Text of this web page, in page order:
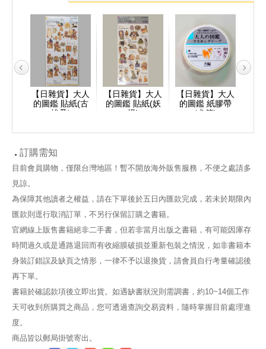
【日雜貨】大人
的圖鑑 貼紙(古
埃及)
【日雜貨】大人
的圖鑑 貼紙(妖
怪)
【日雜貨】大人
的圖鑑 紙膠帶
(犬篇)
訂購需知
目前會員購物，僅限台灣地區！暫不開放海外販售服務，不便之處請多
見諒。
為保障其他讀者之權益，請在下單後於五日內匯款完成，若未於期限內
匯款則逕行取消訂單，不另行保留訂購之書籍。
官網線上販售書籍絕非二手書，但若非當月出版之書籍，有可能因庫存
時間過久或是通路退回而有收縮膜破損並重新包裝之情況，如非書籍本
身裝訂錯誤及缺頁之情形，一律不予以退換貨，請會員自行考量確認後
再下單。
書籍於確認款項後立即出貨。如遇缺書狀況則需調書，約10~14個工作
天可收到所購買之商品，您可透過查詢交易資料，隨時掌握目前處理進
度。
商品皆以郵局掛號寄出。